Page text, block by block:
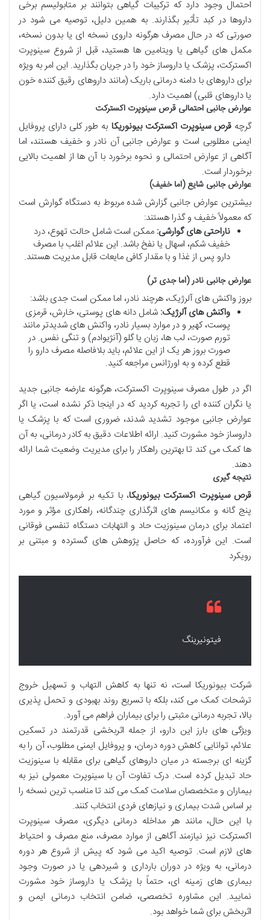
احتمال وجود دارد که ترکیبات گیاهی بتوانند بر متابولیسم برخی
داروها در کبد تأثیر بگذارند. به همین دلیل، توصیه می شود در
صورتی که در حال مصرف هرگونه داروی نسخه ای یا بدون نسخه،
مکمل های گیاهی یا ویتامین ها هستید، قبل از شروع سینوپرت
اکسترکت، پزشک یا داروساز خود را در جریان بگذارید. این امر به ویژه
برای داروهای با دامنه درمانی باریک (مانند داروهای رقیق کننده خون
یا داروهای قلبی) اهمیت دارد.
عوارض جانبی احتمالی قرص سینوپرت اکسترکت
گرچهقرص سینوپرت اکسترکت بیونوریکا به طور کلی دارای پروفایل
ایمنی مطلوبی است و عوارض جانبی آن نادر و خفیف هستند، اما
آگاهی از عوارض احتمالی و نحوه برخورد با آن ها از اهمیت بالایی
برخوردار است.
عوارض جانبی شایع (اما خفیف)
بیشترین عوارض جانبی گزارش شده مربوط به دستگاه گوارش است
که معمولاً خفیف و گذرا هستند:
ناراحتی های گوارشی: ممکن است شامل حالت تهوع، درد
خفیف شکم، اسهال یا نفخ باشد. این علائم اغلب با مصرف
دارو پس از غذا و با مقدار کافی مایعات قابل مدیریت هستند.
عوارض جانبی نادر (اما جدی تر)
بروز واکنش های آلرژیک، هرچند نادر، اما ممکن است جدی باشد:
واکنش های آلرژیک: شامل دانه های پوستی، خارش، قرمزی
پوست، کهیر و در موارد بسیار نادر، واکنش های شدیدتر مانند
تورم صورت، لب ها، زبان یا گلو (آنژیوادم) و تنگی نفس. در
صورت بروز هر یک از این علائم، باید بلافاصله مصرف دارو را
قطع کرده و به اورژانس مراجعه کنید.
اگر در طول مصرف سینوپرت اکسترکت، هرگونه عارضه جانبی جدید
یا نگران کننده ای را تجربه کردید که در اینجا ذکر نشده است، یا اگر
عوارض جانبی موجود تشدید شدند، ضروری است که با پزشک یا
داروساز خود مشورت کنید. ارائه اطلاعات دقیق به کادر درمانی، به آن
ها کمک می کند تا بهترین راهکار را برای مدیریت وضعیت شما ارائه
دهند.
نتیجه گیری
قرص سینوپرت اکسترکت بیونوریکا، با تکیه بر فرمولاسیون گیاهی
پنج گانه و مکانیسم های اثرگذاری چندگانه، راهکاری مؤثر و مورد
اعتماد برای درمان سینوزیت حاد و التهابات دستگاه تنفسی فوقانی
است. این فرآورده، که حاصل پژوهش های گسترده و مبتنی بر
رویکرد
فیتونیرینگ
شرکت بیونوریکا است، نه تنها به کاهش التهاب و تسهیل خروج
ترشحات کمک می کند، بلکه با تسریع روند بهبودی و تحمل پذیری
بالا، تجربه درمانی مثبتی را برای بیماران فراهم می آورد.
ویژگی های بارز این دارو، از جمله اثربخشی قدرتمند در تسکین
علائم، توانایی کاهش دوره درمان، و پروفایل ایمنی مطلوب، آن را به
گزینه ای برجسته در میان داروهای گیاهی برای مقابله با سینوزیت
حاد تبدیل کرده است. درک تفاوت آن با سینوپرت معمولی نیز به
بیماران و متخصصان سلامت کمک می کند تا مناسب ترین نسخه را
بر اساس شدت بیماری و نیازهای فردی انتخاب کنند.
با این حال، مانند هر مداخله درمانی دیگری، مصرف سینوپرت
اکسترکت نیز نیازمند آگاهی از موارد مصرف، منع مصرف و احتیاط
های لازم است. توصیه اکید می شود که پیش از شروع هر دوره
درمانی، به ویژه در دوران بارداری و شیردهی یا در صورت وجود
بیماری های زمینه ای، حتماً با پزشک یا داروساز خود مشورت
نمایید. این مشاوره تخصصی، ضامن انتخاب درمانی ایمن و
اثربخش برای شما خواهد بود.